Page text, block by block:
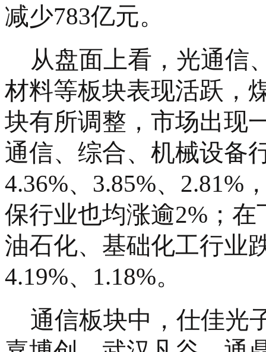
减少783亿元。
从盘面上看，光通信
材料等板块表现活跃，
块有所调整，市场出现
通信、综合、机械设备
4.36%、3.85%、2.81%
保行业也均涨逾2%；
油石化、基础化工行业
4.19%、1.18%。
通信板块中，仕佳光